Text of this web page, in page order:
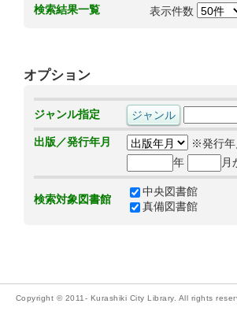
検索結果一覧 表示件数
オプション
ジャンル指定
出版／発行年月
※発行年
年
月
検索対象図書館
中央図書館
真備図書館
Copyright © 2011- Kurashiki City Library. All rights